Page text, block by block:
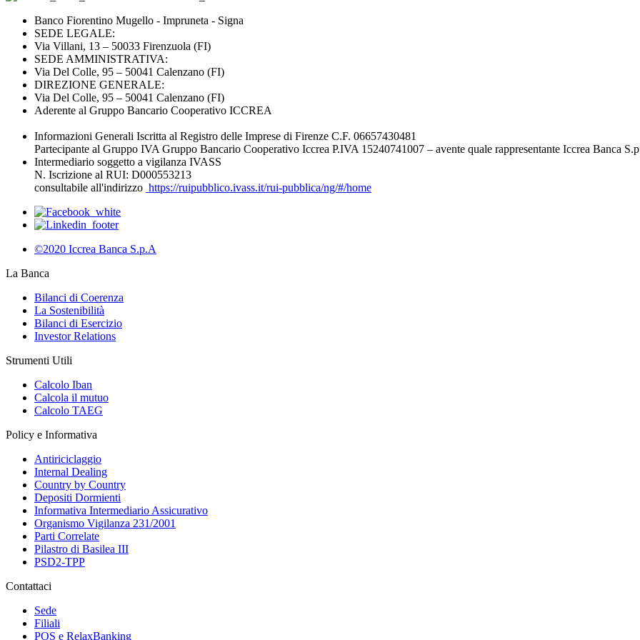
Banco Fiorentino Mugello - Impruneta - Signa
SEDE LEGALE:
Via Villani, 13 – 50033 Firenzuola (FI)
SEDE AMMINISTRATIVA:
Via Del Colle, 95 – 50041 Calenzano (FI)
DIREZIONE GENERALE:
Via Del Colle, 95 – 50041 Calenzano (FI)
Aderente al Gruppo Bancario Cooperativo ICCREA
Informazioni Generali Iscritta al Registro delle Imprese di Firenze C.F. 06657430481
Partecipante al Gruppo IVA Gruppo Bancario Cooperativo Iccrea P.IVA 15240741007 – avente quale rappresentante Iccrea Banca
Intermediario soggetto a vigilanza IVASS
N. Iscrizione al RUI: D000553213
consultabile all'indirizzo https://ruipubblico.ivass.it/rui-pubblica/ng/#/home
©2020 Iccrea Banca S.p.A
La Banca
Bilanci di Coerenza
La Sostenibilità
Bilanci di Esercizio
Investor Relations
Strumenti Utili
Calcolo Iban
Calcola il mutuo
Calcolo TAEG
Policy e Informativa
Antiriciclaggio
Internal Dealing
Country by Country
Depositi Dormienti
Informativa Intermediario Assicurativo
Organismo Vigilanza 231/2001
Parti Correlate
Pilastro di Basilea III
PSD2-TPP
Contattaci
Sede
Filiali
POS e RelaxBanking